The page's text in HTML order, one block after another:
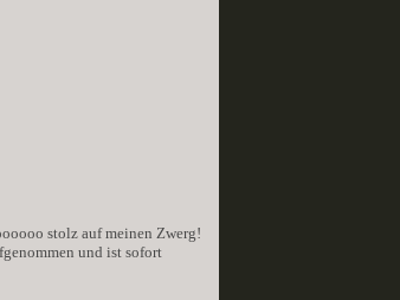
stolz auf meinen Zwerg!
und ist sofort